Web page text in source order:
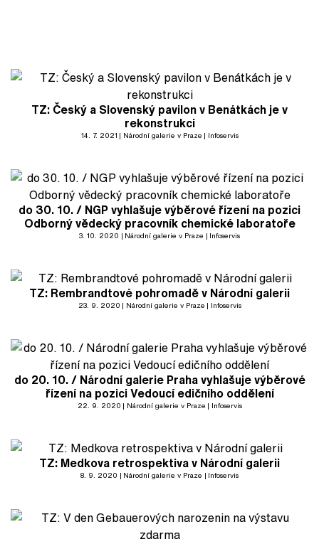
TZ: Český a Slovenský pavilon v Benátkách je v
rekonstrukci
14. 7. 2021 Národní galerie v Praze Infoservis
do 30. 10. / NGP vyhlašuje výběrové řízení na pozici
Odborný vědecký pracovník chemické laboratoře
3. 10. 2020 Národní galerie v Praze Infoservis
TZ: Rembrandtové pohromadě v Národní galerii
23. 9. 2020 Národní galerie v Praze Infoservis
do 20. 10. / Národní galerie Praha vyhlašuje výběrové
řízení na pozici Vedoucí edičního oddělení
22. 9. 2020 Národní galerie v Praze Infoservis
TZ: Medkova retrospektiva v Národní galerii
8. 9. 2020 Národní galerie v Praze Infoservis